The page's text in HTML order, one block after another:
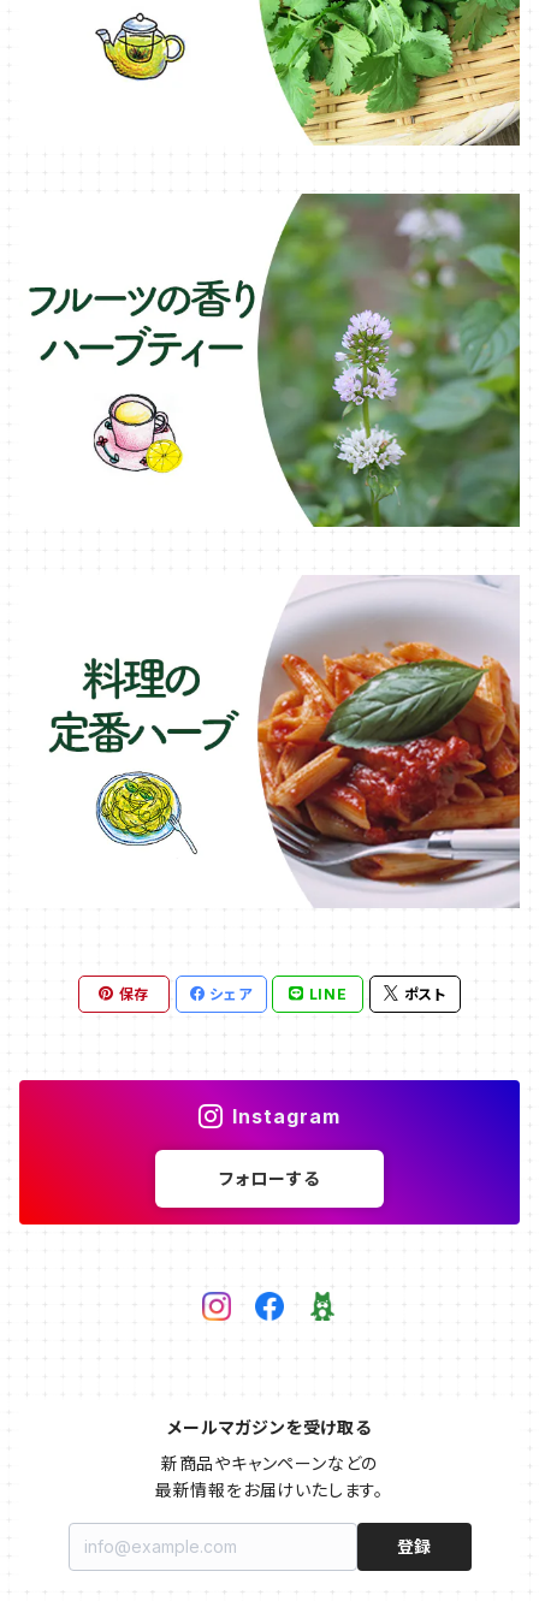
保存 シェア LINE ポスト
Instagram
フォローする
メールマガジンを受け取る
新商品やキャンペーンなどの
最新情報をお届けいたします。
登録